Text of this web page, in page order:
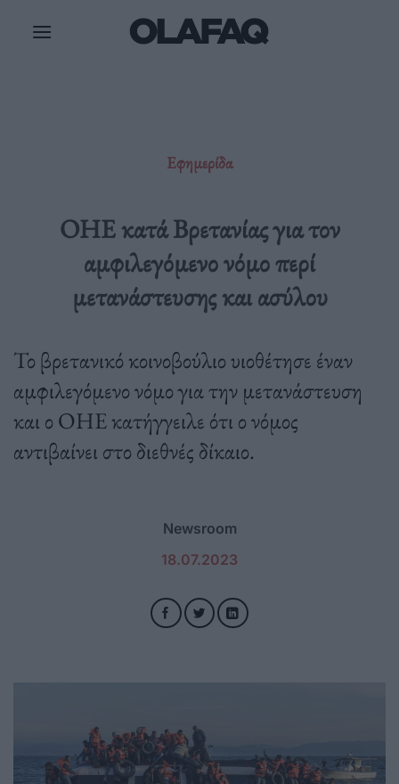
Εφημερίδα
OHE κατά Βρετανίας για τον
αμφιλεγόμενο νόμο περί
μετανάστευσης και ασύλου
Το βρετανικό κοινοβούλιο υιοθέτησε έναν
αμφιλεγόμενο νόμο για την μετανάστευση
και ο ΟΗΕ κατήγγειλε ότι ο νόμος
αντιβαίνει στο διεθνές δίκαιο.
Newsroom
18.07.2023